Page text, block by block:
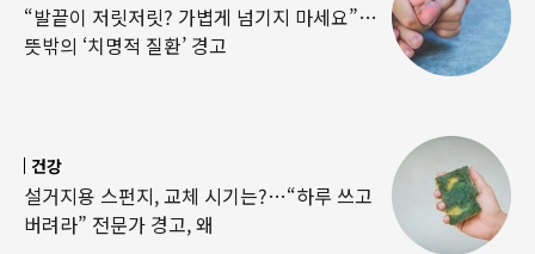
“발끝이 저릿저릿? 가볍게 넘기지 마세요”…
뜻밖의 ‘치명적 질환’ 경고
건강
설거지용 스펀지, 교체 시기는?…“하루 쓰고
버려라” 전문가 경고, 왜